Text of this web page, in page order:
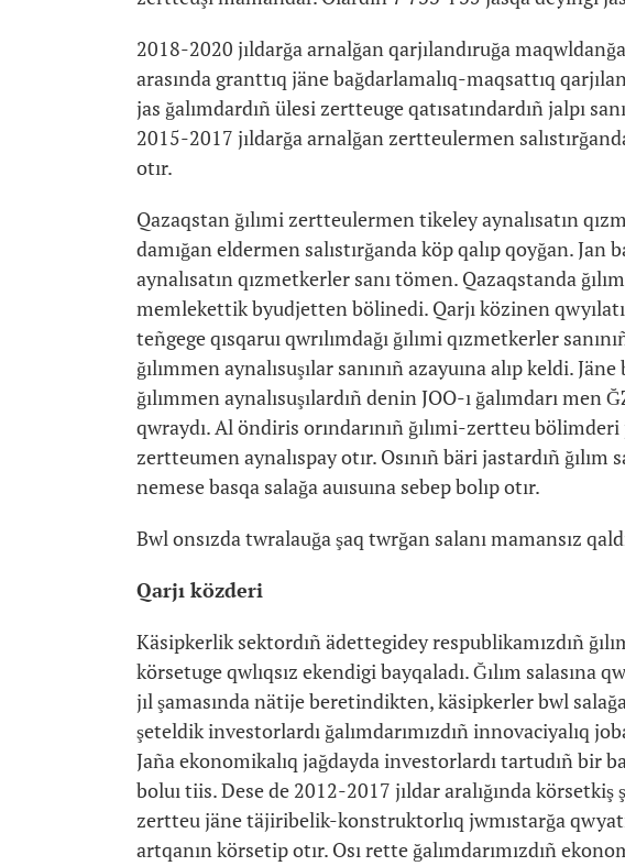
2018-2020 jıldarğa arnalğan qarjılandıruğa
arasında granttıq jäne bağdarlamalıq-maqsattıq
jas ğalımdardıñ ülesi zertteuge qatısatındardıñ jalpı
2015-2017 jıldarğa arnalğan zertteulermen
otır.
Qazaqstan ğılımi zertteulermen tikeley aynalısatın
damığan eldermen salıstırğanda köp qalıp qoyğan. Jan
aynalısatın qızmetkerler sanı tömen. Qazaqstanda
memlekettik byudjetten bölinedi. Qarjı közinen
teñgege qısqaruı qwrılımdağı ğılımi qızmetkerler
ğılımmen aynalısuşılar sanınıñ azayuına alıp keldi.
ğılımmen aynalısuşılardıñ denin JOO-ı ğalımdarı men
qwraydı. Al öndiris orındarınıñ ğılımi-zertteu bölimderi
zertteumen aynalıspay otır. Osınıñ bäri jastardıñ ğılım
nemese basqa salağa auısuına sebep bolıp otır.
Bwl onsızda twralauğa şaq twrğan salanı mamansız
Qarjı közderi
Käsipkerlik sektordıñ ädettegidey respublikamızdıñ
körsetuge qwlıqsız ekendigi bayqaladı. Ğılım salasına
jıl şamasında nätije beretindikten, käsipkerler bwl
şeteldik investorlardı ğalımdarımızdıñ innovaciyalıq
Jaña ekonomikalıq jağdayda investorlardı tartudıñ bir
boluı tiis. Dese de 2012-2017 jıldar aralığında
zertteu jäne täjiribelik-konstruktorlıq jwmıstarğa
artqanın körsetip otır. Osı rette ğalımdarımızdıñ